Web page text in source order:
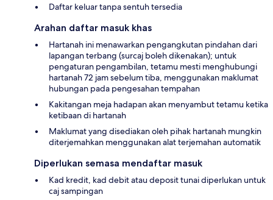
Daftar keluar tanpa sentuh tersedia
Arahan daftar masuk khas
Hartanah ini menawarkan pengangkutan pindahan dari
lapangan terbang (surcaj boleh dikenakan); untuk
pengaturan pengambilan, tetamu mesti menghubungi
hartanah 72 jam sebelum tiba, menggunakan maklumat
hubungan pada pengesahan tempahan
Kakitangan meja hadapan akan menyambut tetamu ketika
ketibaan di hartanah
Maklumat yang disediakan oleh pihak hartanah mungkin
diterjemahkan menggunakan alat terjemahan automatik
Diperlukan semasa mendaftar masuk
Kad kredit, kad debit atau deposit tunai diperlukan untuk
caj sampingan